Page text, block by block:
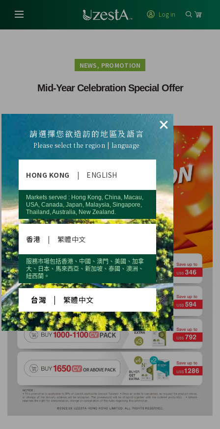
Log in
NEWS, PROMOTION
Mid-Year Celebration Special Offer
×
請選擇您欲造訪的地區及語言
Please select the region | language
HONG KONG | ENGLISH
Markets served : Hong Kong, China, Macau,
USA, Canada, Japan, Malaysia, Singapore,
Thailand, Australia, New Zealand.
香港 | 繁體中文
服務市場包括香港、中國、澳門、美國、加拿
大、日本、馬來西亞、新加坡、泰國、澳洲、
紐西蘭。
台灣 繁體中文